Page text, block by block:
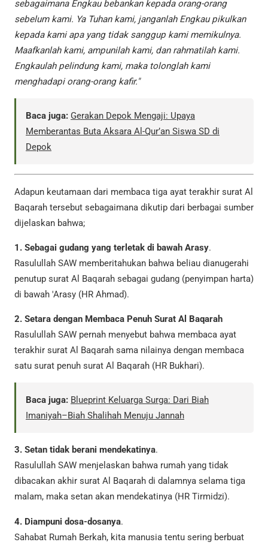
sebagaimana Engkau bebankan kepada orang-orang
sebelum kami. Ya Tuhan kami, janganlah Engkau pikulkan
kepada kami apa yang tidak sanggup kami memikulnya.
Maafkanlah kami, ampunilah kami, dan rahmatilah kami.
Engkaulah pelindung kami, maka tolonglah kami
menghadapi orang-orang kafir."
Baca juga: Gerakan Depok Mengaji: Upaya
Memberantas Buta Aksara Al-Qur’an Siswa SD di
Depok
Adapun keutamaan dari membaca tiga ayat terakhir surat Al
Baqarah tersebut sebagaimana dikutip dari berbagai sumber
dijelaskan bahwa;
1. Sebagai gudang yang terletak di bawah Arasy.
Rasulullah SAW memberitahukan bahwa beliau dianugerahi
penutup surat Al Baqarah sebagai gudang (penyimpan harta)
di bawah 'Arasy (HR Ahmad).
2. Setara dengan Membaca Penuh Surat Al Baqarah
Rasulullah SAW pernah menyebut bahwa membaca ayat
terakhir surat Al Baqarah sama nilainya dengan membaca
satu surat penuh surat Al Baqarah (HR Bukhari).
Baca juga: Blueprint Keluarga Surga: Dari Biah
Imaniyah–Biah Shalihah Menuju Jannah
3. Setan tidak berani mendekatinya.
Rasulullah SAW menjelaskan bahwa rumah yang tidak
dibacakan akhir surat Al Baqarah di dalamnya selama tiga
malam, maka setan akan mendekatinya (HR Tirmidzi).
4. Diampuni dosa-dosanya.
Sahabat Rumah Berkah, kita manusia tentu sering berbuat